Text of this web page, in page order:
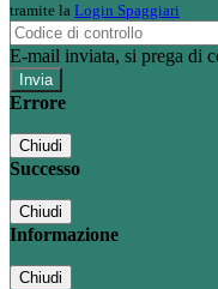
tramite la Login Spaggiari
E-mail inviata, si prega di
Errore
Chiudi
Successo
Chiudi
Informazione
Chiudi